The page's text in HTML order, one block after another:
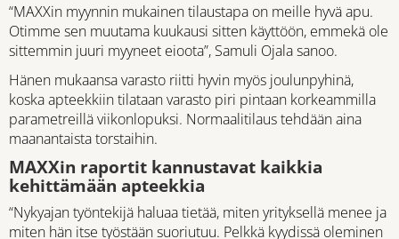
“MAXXin myynnin mukainen tilaustapa on meille hyvä apu.
Otimme sen muutama kuukausi sitten käyttöön, emmekä ole
sittemmin juuri myyneet eioota”, Samuli Ojala sanoo.
Hänen mukaansa varasto riitti hyvin myös joulunpyhinä,
koska apteekkiin tilataan varasto piri pintaan korkeammilla
parametreillä viikonlopuksi. Normaalitilaus tehdään aina
maanantaista torstaihin.
MAXXin raportit kannustavat kaikkia
kehittämään apteekkia
“Nykyajan työntekijä haluaa tietää, miten yrityksellä menee ja
miten hän itse työstään suoriutuu. Pelkkä kyydissä oleminen